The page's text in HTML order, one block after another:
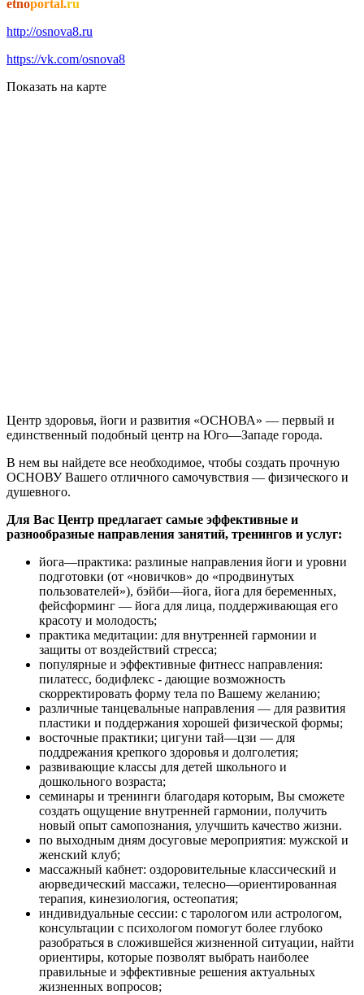
etnoportal.ru
http://osnova8.ru
https://vk.com/osnova8
Показать на карте
Центр здоровья, йоги и развития «ОСНОВА» — первый и
единственный подобный центр на Юго—Западе города.
В нем вы найдете все необходимое, чтобы создать прочную
ОСНОВУ Вашего отличного самочувствия — физического и
душевного.
Для Вас Центр предлагает самые эффективные и
разнообразные направления занятий, тренингов и услуг:
йога—практика: разлиные направления йоги и уровни
подготовки (от «новичков» до «продвинутых
пользователей»), бэйби—йога, йога для беременных,
фейсформинг — йога для лица, поддерживающая его
красоту и молодость;
практика медитации: для внутренней гармонии и
защиты от воздействий стресса;
популярные и эффективные фитнесс направления:
пилатесс, бодифлекс - дающие возможность
скорректировать форму тела по Вашему желанию;
различные танцевальные направления — для развития
пластики и поддержания хорошей физической формы;
восточные практики; цигуни тай—цзи — для
поддрежания крепкого здоровья и долголетия;
развивающие классы для детей школьного и
дошкольного возраста;
семинары и тренинги благодаря которым, Вы сможете
создать ощущение внутренней гармонии, получить
новый опыт самопознания, улучшить качество жизни.
по выходным дням досуговые мероприятия: мужской и
женский клуб;
массажный кабнет: оздоровительные классический и
аюрведический массажи, телесно—ориентированная
терапия, кинезиология, остеопатия;
индивидуальные сессии: с тарологом или астрологом,
консультации с психологом помогут более глубоко
разобраться в сложившейся жизненной ситуации, найти
ориентиры, которые позволят выбрать наиболее
правильные и эффективные решения актуальных
жизненных вопросов;